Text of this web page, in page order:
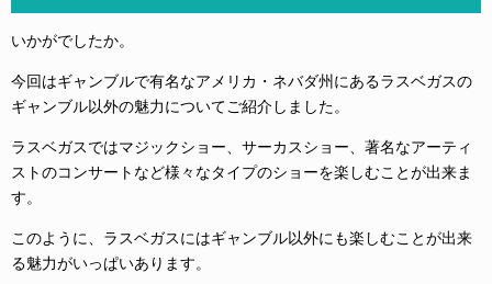
いかがでしたか。
今回はギャンブルで有名なアメリカ・ネバダ州にあるラスベガスの
ギャンブル以外の魅力についてご紹介しました。
ラスベガスではマジックショー、サーカスショー、著名なアーティ
ストのコンサートなど様々なタイプのショーを楽しむことが出来ま
す。
このように、ラスベガスにはギャンブル以外にも楽しむことが出来
る魅力がいっぱいあります。